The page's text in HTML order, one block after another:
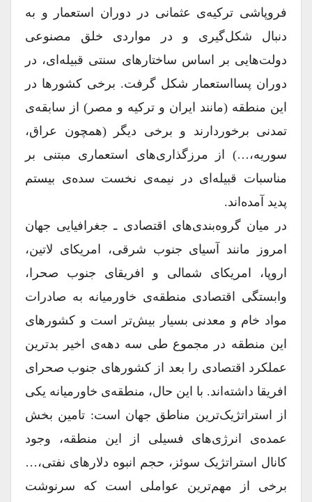
فروپاشی ترکیه‌ی عثمانی در دوران استعمار و به
دنبال شکل‌گیری و در مواردی خلق مصنوعی
دولت‌هایی بر اساس ساختارهای سنتی قبیله‌ای، در
دوران پسااستعمار شکل گرفت. برخی کشورها در
این منطقه (مانند ایران و ترکیه و مصر) از سابقه‌ی
تمدنی برخوردارند و برخی دیگر (همچون عراق،
سوریه،…) از مرزگذاری‌های استعماری مبتنی بر
مناسبات قبیله‌ای در نیمه‌ی نخست سده‌ی بیستم
پدید آمده‌اند.
در میان گروه‌بندی‌های اقتصادی ـ جغرافیایی جهان
امروز مانند آسیای جنوب شرقی، امریکای لاتین،
اروپا، امریکای شمالی و افریقای جنوب صحرا،
وابستگی اقتصادی منطقه‌ی خاورمیانه به صادرات
مواد خام و معدنی بسیار بیش‌تر است و کشورهای
این منطقه در مجموع طی سه دهه‌ی اخیر بدترین
عملکرد اقتصادی را بعد از کشورهای جنوب صحرای
افریقا داشته‌اند. با این حال، منطقه‌ی خاورمیانه یکی
از استراتژیک‌ترین مناطق جهان است: تامین بخش
عمده‌ی انرژی‌های فسیلی از این منطقه، وجود
کانال استراتژیک سوئز، حجم انبوه دلارهای نفتی،…
برخی از مهم‌ترین عواملی است که سرنوشت